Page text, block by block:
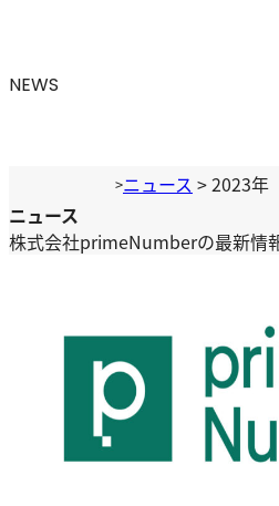
NEWS
>ニュース >2023年
ニュース
株式会社primeNumberの最新情